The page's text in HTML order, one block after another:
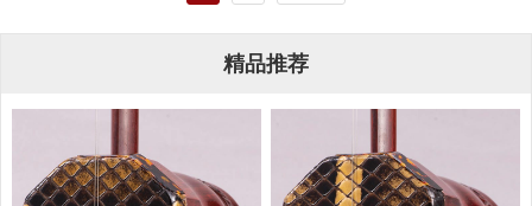
精品推荐